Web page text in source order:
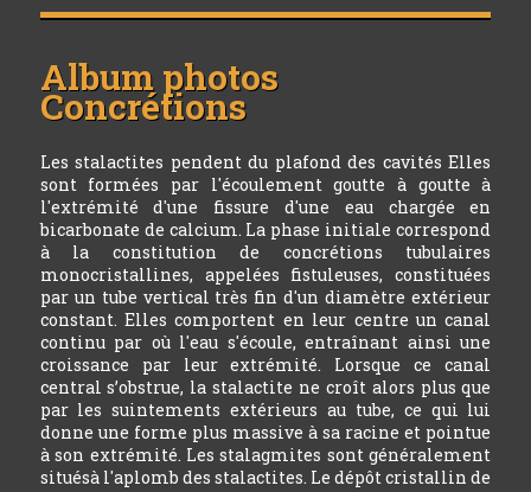
Album photos
Concrétions
Les stalactites pendent du plafond des cavités Elles
sont formées par l'écoulement goutte à goutte à
l'extrémité d'une fissure d'une eau chargée en
bicarbonate de calcium. La phase initiale correspond
à la constitution de concrétions tubulaires
monocristallines, appelées fistuleuses, constituées
par un tube vertical très fin d'un diamètre extérieur
constant. Elles comportent en leur centre un canal
continu par où l'eau s'écoule, entraînant ainsi une
croissance par leur extrémité. Lorsque ce canal
central s’obstrue, la stalactite ne croît alors plus que
par les suintements extérieurs au tube, ce qui lui
donne une forme plus massive à sa racine et pointue
à son extrémité. Les stalagmites sont généralement
situésà l'aplomb des stalactites. Le dépôt cristallin de